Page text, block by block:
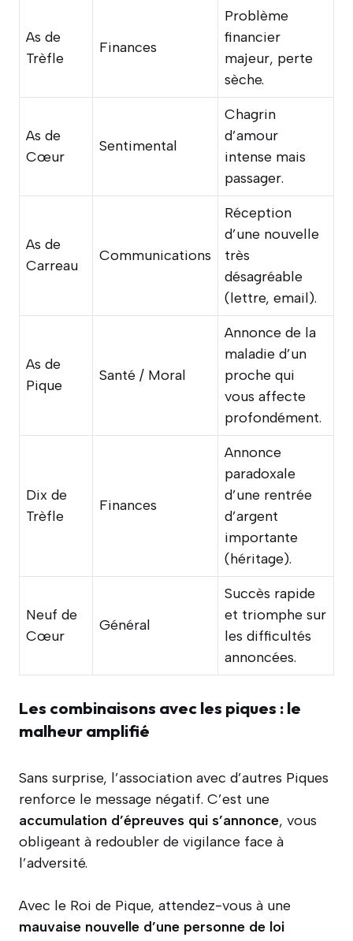
As de
Trèfle
Finances
Problème
financier
majeur, perte
sèche.
As de
Cœur
Sentimental
Chagrin
d’amour
intense mais
passager.
As de
Carreau
Communications
Réception
d’une nouvelle
très
désagréable
(lettre, email).
As de
Pique
Santé / Moral
Annonce de la
maladie d’un
proche qui
vous affecte
profondément.
Dix de
Trèfle
Finances
Annonce
paradoxale
d’une rentrée
d’argent
importante
(héritage).
Neuf de
Cœur
Général
Succès rapide
et triomphe sur
les difficultés
annoncées.
Les combinaisons avec les piques : le
malheur amplifié
Sans surprise, l’association avec d’autres Piques
renforce le message négatif. C’est une
accumulation d’épreuves qui s’annonce, vous
obligeant à redoubler de vigilance face à
l’adversité.
Avec le Roi de Pique, attendez-vous à une
mauvaise nouvelle d’une personne de loi